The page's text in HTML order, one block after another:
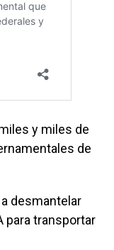
y miles de
de
desmantelar
para transportar